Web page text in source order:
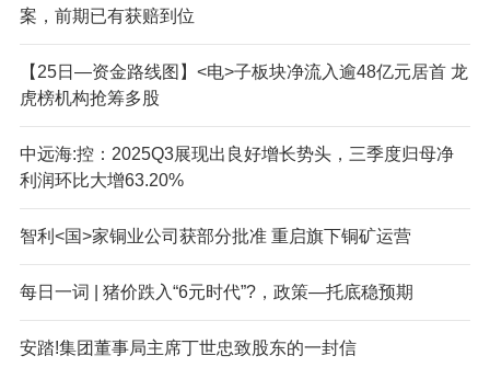
案，前期已有获赔到位
【25日—资金路线图】<电>子板块净流入逾48亿元居首 龙
虎榜机构抢筹多股
中远海:控：2025Q3展现出良好增长势头，三季度归母净
利润环比大增63.20%
智利<国>家铜业公司获部分批准 重启旗下铜矿运营
每日一词 | 猪价跌入“6元时代”?，政策—托底稳预期
安踏!集团董事局主席丁世忠致股东的一封信